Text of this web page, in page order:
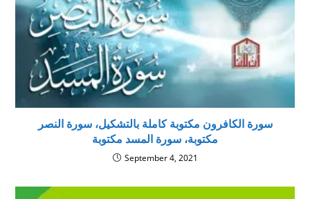
سورة الكافرون مكتوبة كاملة بالتشكيل، سورة النصر
مكتوبة، سورة المسد مكتوبة
September 4, 2021